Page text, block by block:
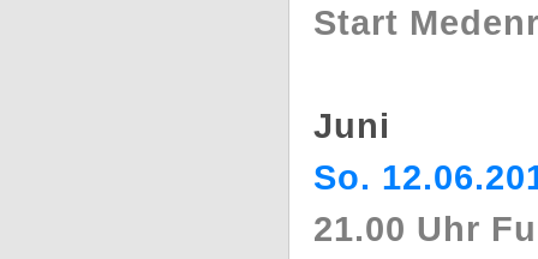
Start
Juni
So.
21.00 Uhr